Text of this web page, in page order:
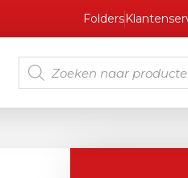
Folders